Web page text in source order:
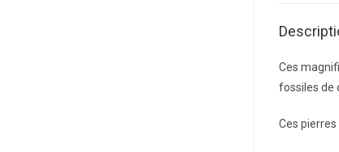
Ces
fossiles de
Ces